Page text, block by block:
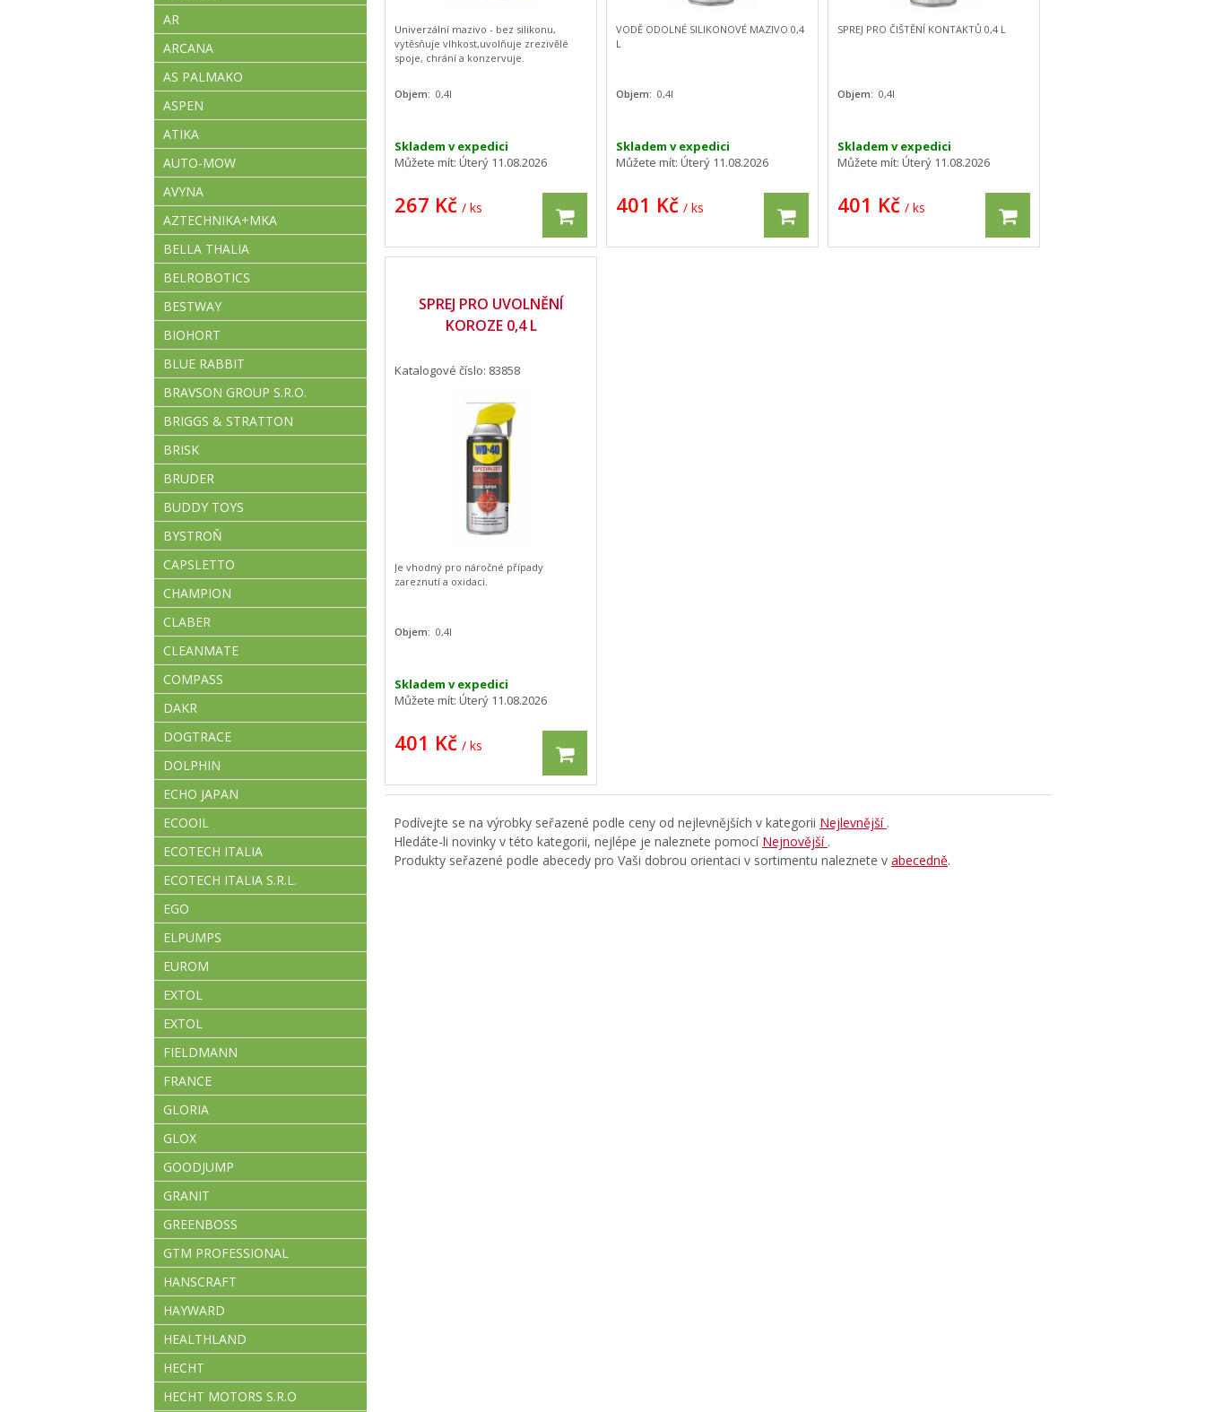
Skladem v expedici
Můžete mít: Úterý 11.08.2026
267 Kč / ks
Univerzální mazivo - bez silikonu,
vytěsňuje vlhkost,uvolňuje zrezivělé
spoje, chrání a konzervuje.
Objem: 0,4l
Skladem v expedici
Můžete mít: Úterý 11.08.2026
401 Kč / ks
VODĚ ODOLNÉ SILIKONOVÉ MAZIVO 0,4
L
Objem: 0,4l
Skladem v expedici
Můžete mít: Úterý 11.08.2026
401 Kč / ks
SPREJ PRO ČIŠTĚNÍ KONTAKTŮ 0,4 L
Objem: 0,4l
SPREJ PRO UVOLNĚNÍ
KOROZE 0,4 L
Katalogové číslo: 83858
Skladem v expedici
Můžete mít: Úterý 11.08.2026
401 Kč / ks
Je vhodný pro náročné případy
zareznutí a oxidaci.
Objem: 0,4l
Podívejte se na výrobky seřazené podle ceny od nejlevnějších v kategorii Nejlevnější .
Hledáte-li novinky v této kategorii, nejlépe je naleznete pomocí Nejnovější .
Produkty seřazené podle abecedy pro Vaši dobrou orientaci v sortimentu naleznete v abecedně.
AR
ARCANA
AS PALMAKO
ASPEN
ATIKA
AUTO-MOW
AVYNA
AZTECHNIKA+MKA
BELLA THALIA
BELROBOTICS
BESTWAY
BIOHORT
BLUE RABBIT
BRAVSON GROUP S.R.O.
BRIGGS & STRATTON
BRISK
BRUDER
BUDDY TOYS
BYSTROŇ
CAPSLETTO
CHAMPION
CLABER
CLEANMATE
COMPASS
DAKR
DOGTRACE
DOLPHIN
ECHO JAPAN
ECOOIL
ECOTECH ITALIA
ECOTECH ITALIA S.R.L.
EGO
ELPUMPS
EUROM
EXTOL
EXTOL
FIELDMANN
FRANCE
GLORIA
GLOX
GOODJUMP
GRANIT
GREENBOSS
GTM PROFESSIONAL
HANSCRAFT
HAYWARD
HEALTHLAND
HECHT
HECHT MOTORS S.R.O